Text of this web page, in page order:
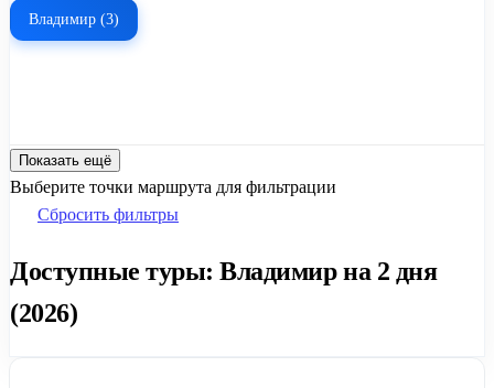
Владимир (3)
Показать ещё
Выберите точки маршрута для фильтрации
Сбросить фильтры
Доступные туры: Владимир на 2 дня
(2026)